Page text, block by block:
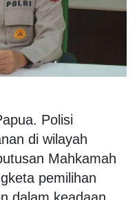
Polisi
di wilayah
Mahkamah
pemilihan